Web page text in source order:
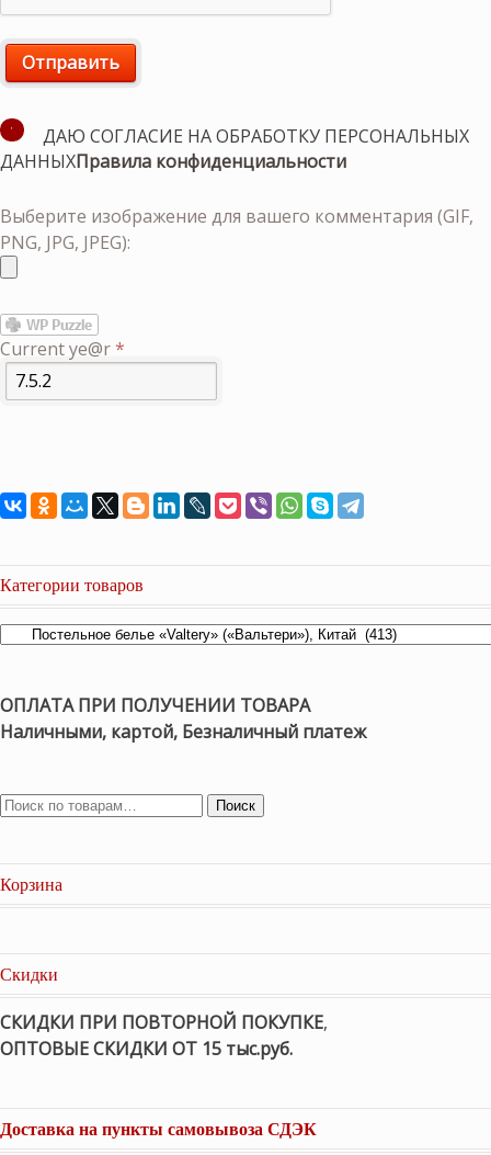
ДАЮ СОГЛАСИЕ НА ОБРАБОТКУ ПЕРСОНАЛЬНЫХ
ДАННЫХПравила конфиденциальности
Выберите изображение для вашего комментария (GIF,
PNG, JPG, JPEG):
Current ye@r*
Категории товаров
ОПЛАТА ПРИ ПОЛУЧЕНИИ ТОВАРА
Наличными, картой, Безналичный платеж
Поиск
Корзина
Скидки
СКИДКИ ПРИ ПОВТОРНОЙ ПОКУПКЕ,
ОПТОВЫЕ СКИДКИ ОТ 15 тыс.руб.
Доставка на пункты самовывоза СДЭК